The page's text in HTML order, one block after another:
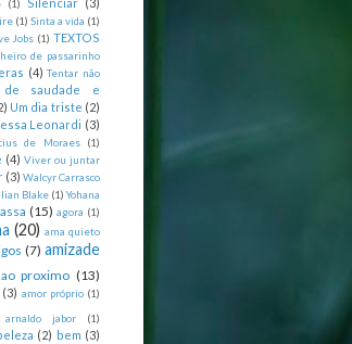
(1) Silenciar (3)
(1) Sinta a vida (1)
Jobs (1) TEXTOS
de passarinho
(4) Tentar não
saudade e
Um dia triste (2)
Leonardi (3)
de Moraes (1)
(4) Viver ou juntar
(3) Walcyr Carrasco
Blake (1) Yohana
(15) agora (1)
(20) ama quieto
(7) amizade
proximo (13)
(3) amor próprio (1)
arnaldo jabor
(1)
(2) bem (3)